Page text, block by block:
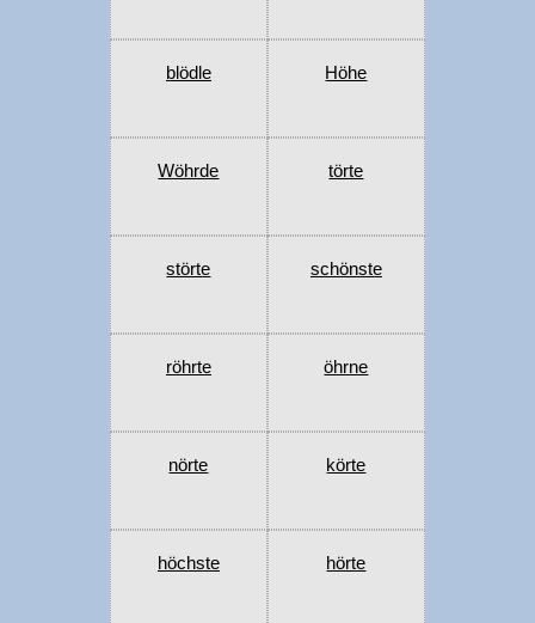
blödle Höhe
Wöhrde törte
störte schönste
röhrte öhrne
nörte körte
höchste hörte